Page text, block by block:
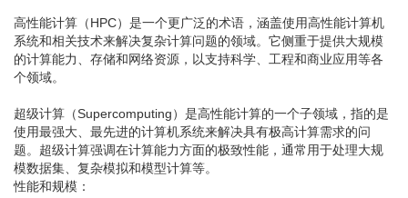
高性能计算（HPC）是一个更广泛的术语，涵盖使用高性能计算机
系统和相关技术来解决复杂计算问题的领域。它侧重于提供大规模
的计算能力、存储和网络资源，以支持科学、工程和商业应用等各
个领域。
超级计算（Supercomputing）是高性能计算的一个子领域，指的是
使用最强大、最先进的计算机系统来解决具有极高计算需求的问
题。超级计算强调在计算能力方面的极致性能，通常用于处理大规
模数据集、复杂模拟和模型计算等。
性能和规模：